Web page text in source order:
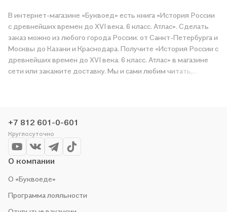
В интернет-магазине «Буквоед» есть книга «История России
с древнейших времен до XVI века. 6 класс. Атлас». Сделать
заказ можно из любого города России: от Санкт-Петербурга и
Москвы до Казани и Краснодара. Получите «История России с
древнейших времен до XVI века. 6 класс. Атлас» в магазине
сети или закажите доставку. Мы и сами любим читать,
+7 812 601-0-601
Круглосуточно
О компании
О «Буквоеде»
Программа лояльности